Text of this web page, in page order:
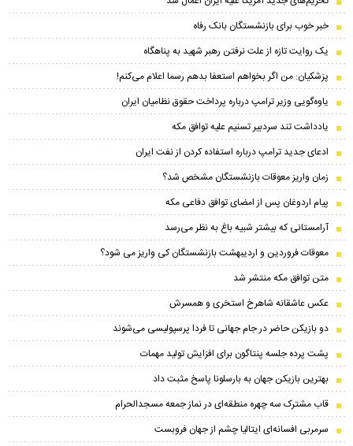
خبر خوب برای بازنشستگان بانک رفاه
یک روایت تازه از علت نرفتن رهبر شهید به پناهگاه
پزشکیان: من اگر بخواهم استعفا بدهم رسما اعلام می‌کنم!
یاوه‌گویی وزیر ترامپ درباره پرداخت حقوق نظامیان ایران
یادداشت تند سردبیر تسنیم علیه توافق مکه
ادعای جدید ترامپ درباره استفاده کردن از نفت ایران
زمان واریز معوقات بازنشستگان مشخص شد؟
پیام اردوغان پس از امضای توافق دفاعی مکه
آرامستانی که بیشتر شبیه باغ به نظر می‌رسد
معوقات فروردین و اردیبهشت بازنشستگان کی واریز می شود؟
متن توافق مکه منتشر شد
عکس عاشقانه شاهرخ استخری و همسرش
دو بازیکن حاضر در جام جهانی تا فردا پرسپولیسی می‌شوند
پشت پرده جلسه پنتاگون برای افزایش تولید مهمات
بهترین بازیکن جهان به بارسلونا پاسخ مثبت داد
قاب مشترک سه چهره منطقه‌ای در نماز جمعه مسجدالحرام
سرمربی افسانه‌ای ایتالیا چشم از جهان فروبست